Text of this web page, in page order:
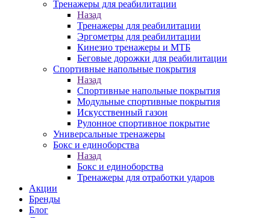
Тренажеры для реабилитации
Назад
Тренажеры для реабилитации
Эргометры для реабилитации
Кинезио тренажеры и МТБ
Беговые дорожки для реабилитации
Спортивные напольные покрытия
Назад
Спортивные напольные покрытия
Модульные спортивные покрытия
Искусственный газон
Рулонное спортивное покрытие
Универсальные тренажеры
Бокс и единоборства
Назад
Бокс и единоборства
Тренажеры для отработки ударов
Акции
Бренды
Блог